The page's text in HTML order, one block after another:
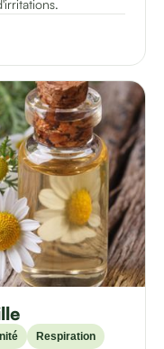
Respiration